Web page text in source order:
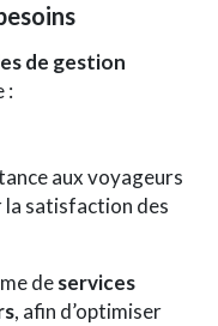
de gestion
:
aux voyageurs
la satisfaction des
deservices
, afin d’optimiser